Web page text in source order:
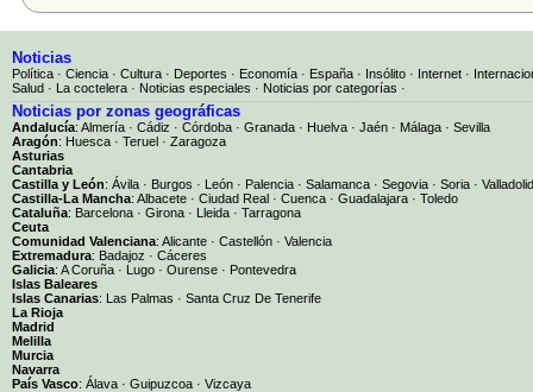
Noticias
Política · Ciencia · Cultura · Deportes · Economía · España · Insólito · Internet ·
Salud · La coctelera · Noticias especiales · Noticias por categorías ·
Noticias por zonas geográficas
Andalucía: Almería · Cádiz · Córdoba · Granada · Huelva · Jaén · Málaga · Sevilla
Aragón: Huesca · Teruel · Zaragoza
Asturias
Cantabria
Castilla y León: Ávila · Burgos · León · Palencia · Salamanca · Segovia · Soria · Valladolid
Castilla-La Mancha: Albacete · Ciudad Real · Cuenca · Guadalajara · Toledo
Cataluña: Barcelona · Girona · Lleida · Tarragona
Ceuta
Comunidad Valenciana: Alicante · Castellón · Valencia
Extremadura: Badajoz · Cáceres
Galicia: A Coruña · Lugo · Ourense · Pontevedra
Islas Baleares
Islas Canarias: Las Palmas · Santa Cruz De Tenerife
La Rioja
Madrid
Melilla
Murcia
Navarra
País Vasco: Álava · Guipuzcoa · Vizcaya